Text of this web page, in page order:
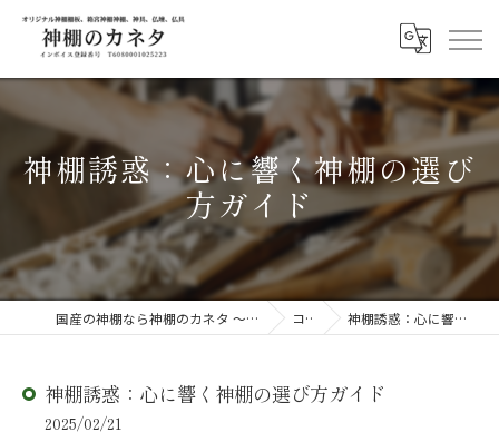
神棚誘惑：心に響く神棚の選び
方ガイド
国産の神棚なら神棚のカネタ ～日々のしあわせを感じる物を～ コラム 神棚誘惑：心に響く神棚の選び方ガイド
神棚誘惑：心に響く神棚の選び方ガイド
2025/02/21